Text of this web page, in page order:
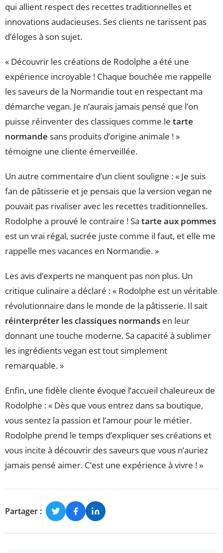
qui allient respect des recettes traditionnelles et
innovations audacieuses. Ses clients ne tarissent pas
d’éloges à son sujet.
« Découvrir les créations de Rodolphe a été une
expérience incroyable ! Chaque bouchée me rappelle
les saveurs de la Normandie tout en respectant ma
démarche vegan. Je n’aurais jamais pensé que l’on
puisse réinventer des classiques comme le tarte
normande sans produits d’origine animale ! »
témoigne une cliente émerveillée.
Un autre commentaire d’un client souligne : « Je suis
fan de pâtisserie et je pensais que la version vegan ne
pouvait pas rivaliser avec les recettes traditionnelles.
Rodolphe a prouvé le contraire ! Sa tarte aux pommes
est un vrai régal, sucrée juste comme il faut, et elle me
rappelle mes vacances en Normandie. »
Les avis d’experts ne manquent pas non plus. Un
critique culinaire a déclaré : « Rodolphe est un véritable
révolutionnaire dans le monde de la pâtisserie. Il sait
réinterpréter les classiques normands en leur
donnant une touche moderne. Sa capacité à sublimer
les ingrédients vegan est tout simplement
remarquable. »
Enfin, une fidèle cliente évoque l’accueil chaleureux de
Rodolphe : « Dès que vous entrez dans sa boutique,
vous sentez la passion et l’amour pour le métier.
Rodolphe prend le temps d’expliquer ses créations et
vous incite à découvrir des saveurs que vous n’auriez
jamais pensé aimer. C’est une expérience à vivre ! »
Partager :